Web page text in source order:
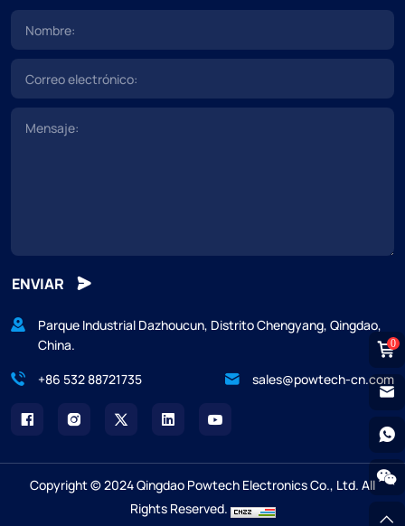
ENVIAR
Parque Industrial Dazhoucun, Distrito Chengyang, Qingdao,
China.
+86 532 88721735
sales@powtech-cn.com
Copyright © 2024 Qingdao Powtech Electronics Co., Ltd. All
Rights Reserved.
0